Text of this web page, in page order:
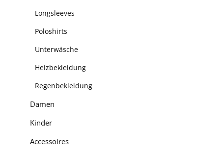
Longsleeves
Poloshirts
Unterwäsche
Heizbekleidung
Regenbekleidung
Damen
Kinder
Accessoires